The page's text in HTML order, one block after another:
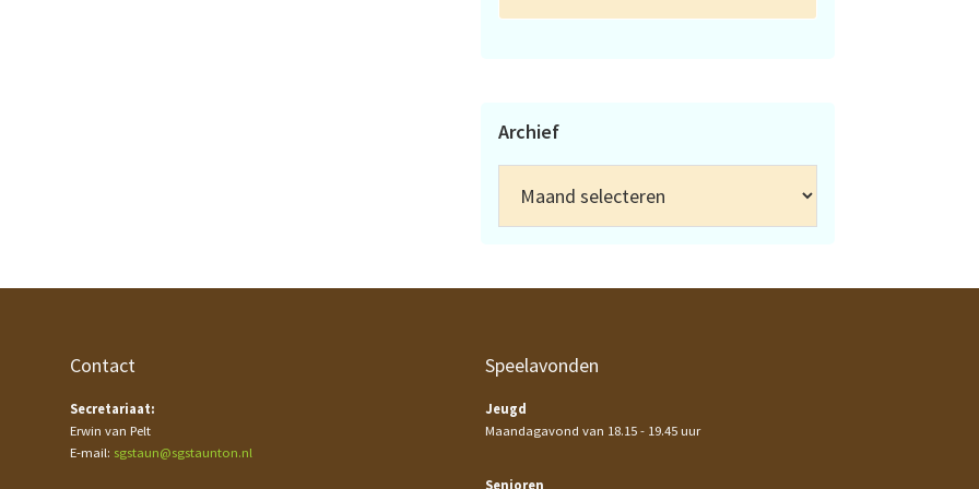
Archief
Contact
Secretariaat:
Erwin van Pelt
E-mail: sgstaun@sgstaunton.nl
Speelavonden
Jeugd
Maandagavond van 18.15 - 19.45 uur
Senioren